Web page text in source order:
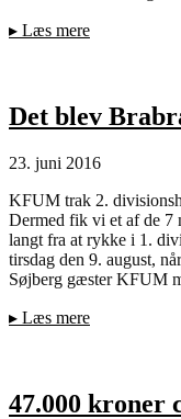
▸ Læs mere
Det blev
23. juni 2016
KFUM trak 2.
Dermed fik vi et af de 7
langt fra at rykke i 1.
tirsdag den 9. august,
Søjberg gæster KFUM
▸ Læs mere
47.000 kroner